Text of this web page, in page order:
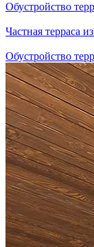
Обустройство
Частная терраса
Обустройство